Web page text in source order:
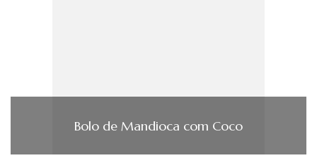
Bolo de Mandioca com Coco